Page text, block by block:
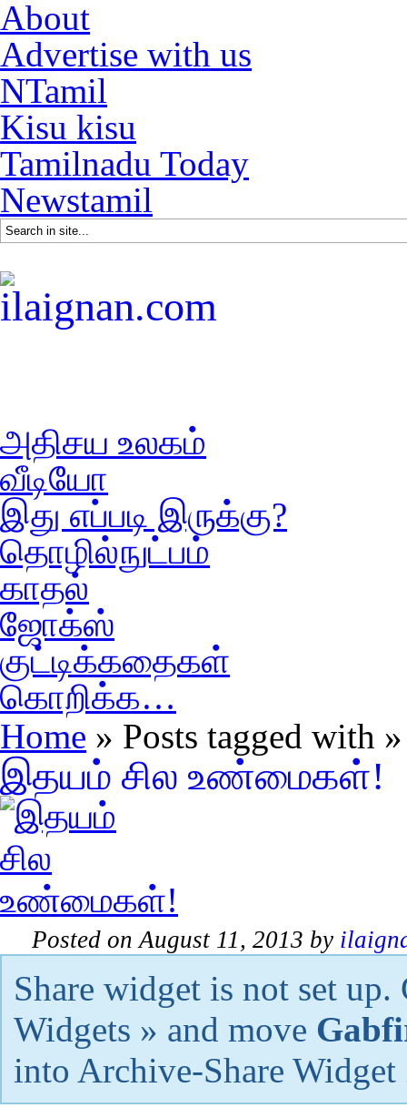
About
Advertise with us
NTamil
Kisu kisu
Tamilnadu Today
Newstamil
அதிசய உலகம்
வீடியோ
இது எப்படி இருக்கு?
தொழில்நுட்பம்
காதல்
ஜோக்ஸ்
குட்டிக்கதைகள்
கொறிக்க…
Home » Posts tagged
இதயம் சில உண்மைகள்!
Posted on August 11, 2013 by
Share widget is not set
Widgets » and move
into Archive-Share Widget